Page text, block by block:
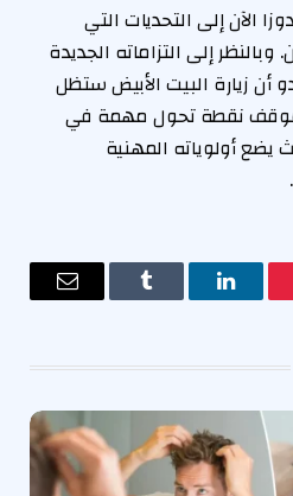
الآن إلى التحديات التي
إلى التزاماته الجديدة
زيارة البيت الأبيض ستظل
نقطة تحول مهمة في
أولوياته المهنية
لينكدإن Tumblr
البريد